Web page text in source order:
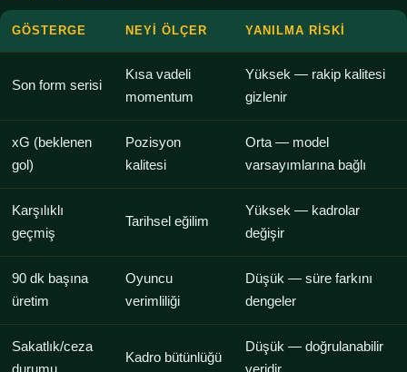
GÖSTERGE NEYI ÖLÇER YANILMA RISKI
Son form serisi
Kısa vadeli
momentum
Yüksek — rakip kalitesi
gizlenir
xG (beklenen
gol)
Pozisyon
kalitesi
Orta — model
varsayımlarına bağlı
Karşılıklı
geçmiş
Tarihsel eğilim
Yüksek — kadrolar
değişir
90 dk başına
üretim
Oyuncu
verimliliği
Düşük — süre farkını
dengeler
Sakatlık/ceza
Kadro bütünlüğü
Düşük — doğrulanabilir